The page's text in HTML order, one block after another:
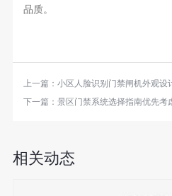
品质。
上一篇： 小区人脸识别门禁闸机外观设
下一篇： 景区门禁系统选择指南优先考
相关动态